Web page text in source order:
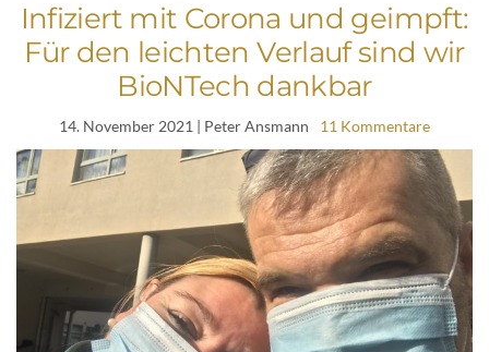
Infiziert mit Corona und geimpft:
Für den leichten Verlauf sind wir
BioNTech dankbar
14. November 2021 | Peter Ansmann 11 Kommentare